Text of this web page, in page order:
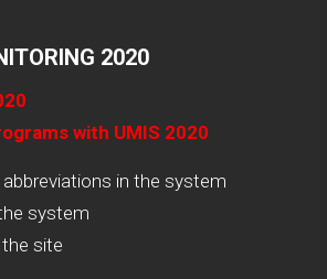
2020
with UMIS 2020
in the system
system
site